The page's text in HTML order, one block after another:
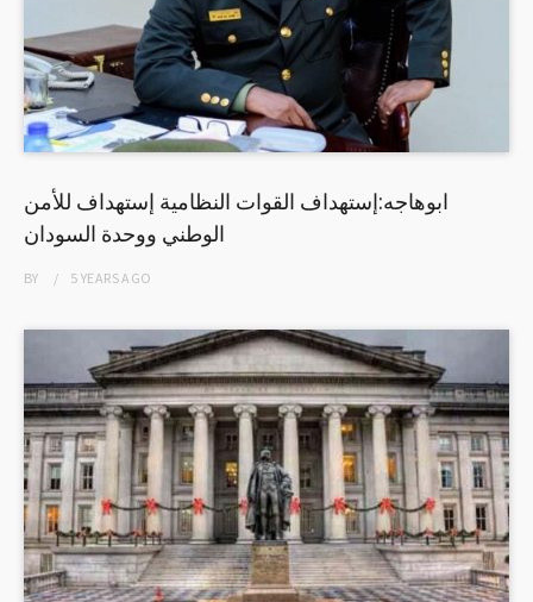
ابوهاجه:إستهداف القوات النظامية إستهداف للأمن
الوطني ووحدة السودان
BY 5 YEARSAGO